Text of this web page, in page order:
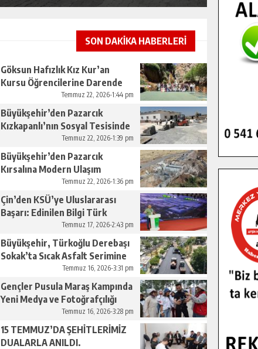
SON DAKİKA HABERLERİ
Göksun Hafızlık Kız Kur’an
Kursu Öğrencilerine Darende
Temmuz 22, 2026-1:44 pm
Büyükşehir’den Pazarcık
Kızkapanlı’nın Sosyal Tesisinde
Çevre Düzenlemesi.Temmuz 22, 2026-1:39 pm
Büyükşehir’den Pazarcık
Kırsalına Modern Ulaşım
Temmuz 22, 2026-1:36 pm
Çin’den KSÜ’ye Uluslararası
Başarı: Edinilen Bilgi Türk
Tarımına Katkı Sağlayacak.
Temmuz 17, 2026-2:43 pm
Büyükşehir, Türkoğlu Derebaşı
Sokak’ta Sıcak Asfalt Serimine
Temmuz 16, 2026-3:31 pm
Gençler Pusula Maraş Kampında
Yeni Medya ve Fotoğrafçılığı
Temmuz 16, 2026-3:28 pm
15 TEMMUZ’DA ŞEHİTLERİMİZ
DUALARLA ANILDI.